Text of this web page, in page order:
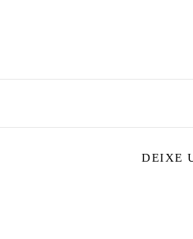
DEIXE